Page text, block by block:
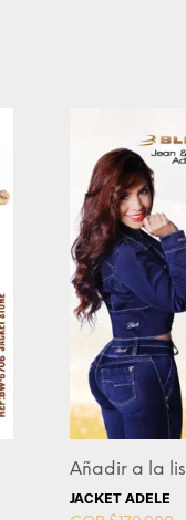
Añadir a la
JACKET ADELE